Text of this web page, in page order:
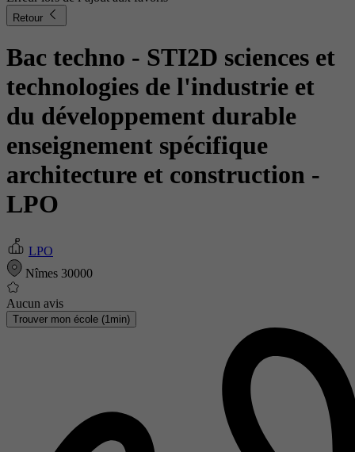
Retour
Bac techno - STI2D sciences et
technologies de l'industrie et
du développement durable
enseignement spécifique
architecture et construction -
LPO
LPO
Nîmes 30000
Aucun avis
Trouver mon école (1min)